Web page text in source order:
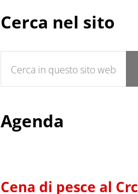
Cerca nel sito
Agenda
Cena di pesce al Crc